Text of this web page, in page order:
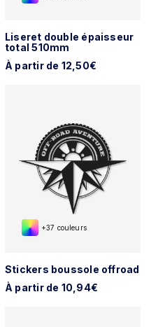
Liseret double épaisseur
total 510mm
À partir de 12,50€
+37 couleurs
Stickers boussole offroad
À partir de 10,94€